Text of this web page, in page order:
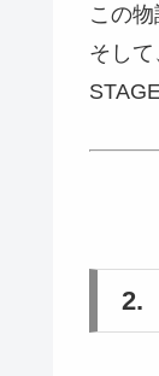
この
そし
2.